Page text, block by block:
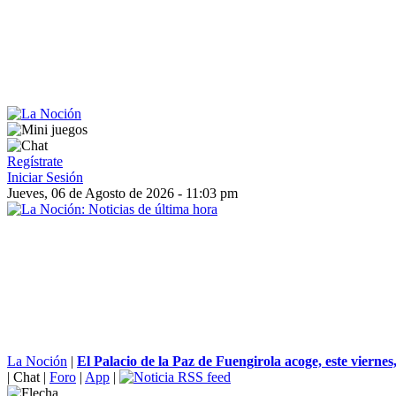
Regístrate
Iniciar Sesión
Jueves, 06 de Agosto de 2026 - 11:03 pm
La Noción | El Palacio de la Paz de Fuengirola acoge, este
| Chat | Foro | App |